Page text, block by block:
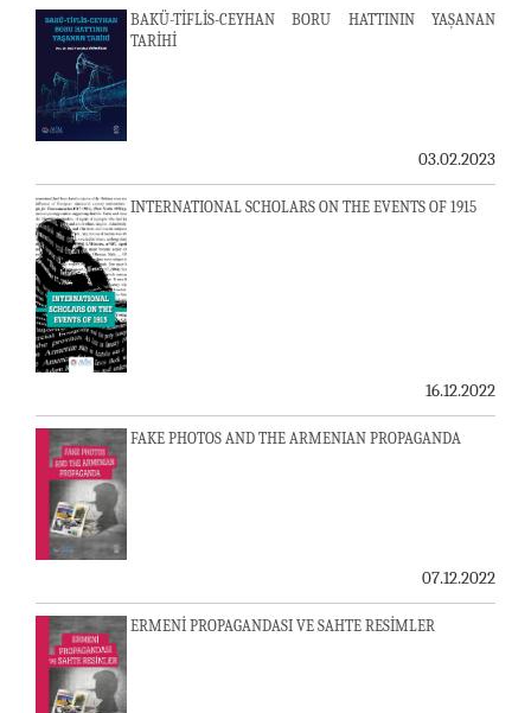
BAKÜ-TİFLİS-CEYHAN BORU HATTININ YAŞANAN
TARİHİ
03.02.2023
INTERNATIONAL SCHOLARS ON THE EVENTS OF 1915
16.12.2022
FAKE PHOTOS AND THE ARMENIAN PROPAGANDA
07.12.2022
ERMENİ PROPAGANDASI VE SAHTE RESİMLER